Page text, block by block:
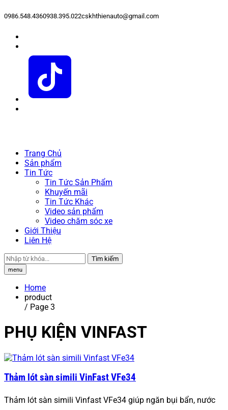
0986.548.4360938.395.022cskhthienauto@gmail.com
Trang Chủ
Sản phẩm
Tin Tức
Tin Tức Sản Phẩm
Khuyến mãi
Tin Tức Khác
Video sản phẩm
Video chăm sóc xe
Giới Thiệu
Liên Hệ
Tìm kiếm
menu
Home
product
/ Page 3
PHỤ KIỆN VINFAST
Thảm lót sàn simili VinFast VFe34
Thảm lót sàn simili Vinfast VFe34 giúp ngăn bụi bẩn, nước